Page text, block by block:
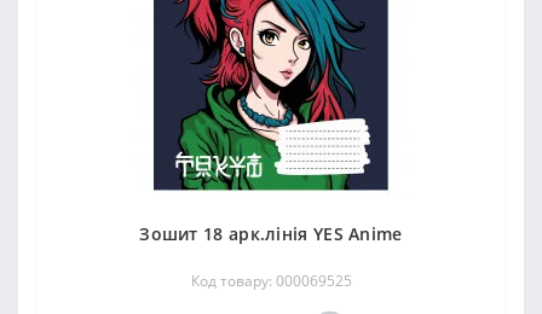
Зошит 18 арк.лінія YES Anime
Код товару: 000069525